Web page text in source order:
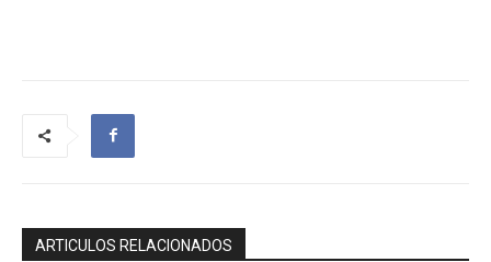
ARTICULOS RELACIONADOS